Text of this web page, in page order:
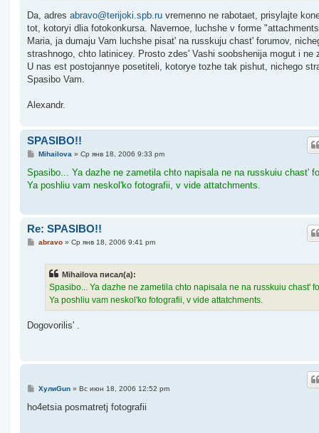
Da, adres abravo@terijoki.spb.ru vremenno ne rabotaet, prisylajte
tot, kotoryi dlia fotokonkursa. Navernoe, luchshe v forme
Maria, ja dumaju Vam luchshe pisat' na russkuju chast' forumov,
strashnogo, chto latinicey. Prosto zdes' Vashi soobshenija mogut i ne
U nas est postojannye posetiteli, kotorye tozhe tak pishut, nichego
Spasibo Vam.
Alexandr.
SPASIBO!!
С
о
щ
и
Mihailova» Ср янв 18, 2006 9:33 pm
Spasibo... Ya dazhe ne zametila chto napisala ne na russkuiu chast'
Ya poshliu vam neskol'ko fotografii, v vide attatchments.
Re: SPASIBO!!
Сabravo» Ср янв 18, 2006 9:41 pm
Mihailova писал(а):
Spasibo... Ya dazhe ne zametila chto napisala ne na russkuiu chast'
Ya poshliu vam neskol'ko fotografii, v vide attatchments.
Dogovorilis' .
С
о
ХулиGun» Вс июн 18, 2006 12:52 pm
ho4etsia posmatretj fotografii